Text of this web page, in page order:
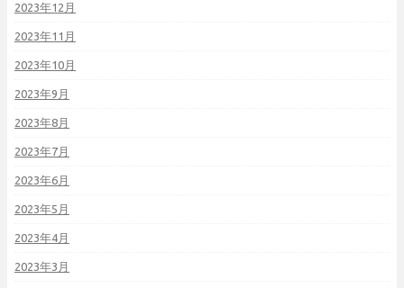
2023年12月
2023年11月
2023年10月
2023年9月
2023年8月
2023年7月
2023年6月
2023年5月
2023年4月
2023年3月